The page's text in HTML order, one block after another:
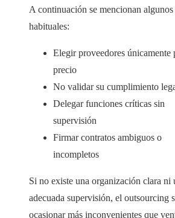
A continuación se mencionan
habituales:
Elegir proveedores únicamente
precio
No validar su cumplimiento
Delegar funciones críticas sin
supervisión
Firmar contratos ambiguos o
incompletos
Si no existe una organización clara ni
adecuada supervisión, el outsourcing
ocasionar más inconvenientes que